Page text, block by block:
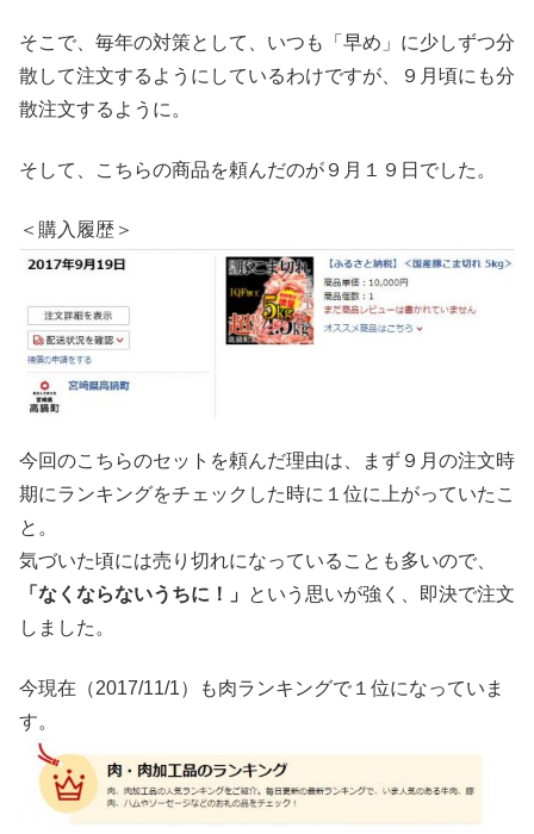
そこで、毎年の対策として、いつも「早め」に少しずつ分
散して注文するようにしているわけですが、９月頃にも分
散注文するように。
そして、こちらの商品を頼んだのが９月１９日でした。
＜購入履歴＞
今回のこちらのセットを頼んだ理由は、まず９月の注文時
期にランキングをチェックした時に１位に上がっていたこ
と。
気づいた頃には売り切れになっていることも多いので、
「なくならないうちに！」
という思いが強く、即決で注文
しました。
今現在（2017/11/1）も肉ランキングで１位になっていま
す。